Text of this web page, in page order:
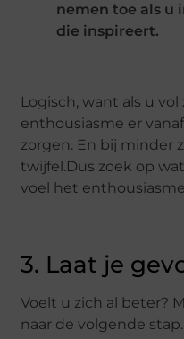
nemen toe als u
die inspireert.
Logisch, want als u
enthousiasme er
zorgen. En bij minder
twijfel.Dus zoek op
voel het
3. Laat je
Voelt u zich al beter?
naar de volgende